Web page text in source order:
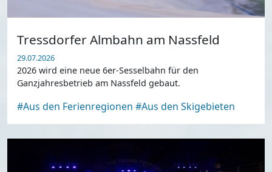
Tressdorfer Almbahn am Nassfeld
29.07.2026
2026 wird eine neue 6er-Sesselbahn für den
Ganzjahresbetrieb am Nassfeld gebaut.
#Aus den Ferienregionen #Aus den Skigebieten